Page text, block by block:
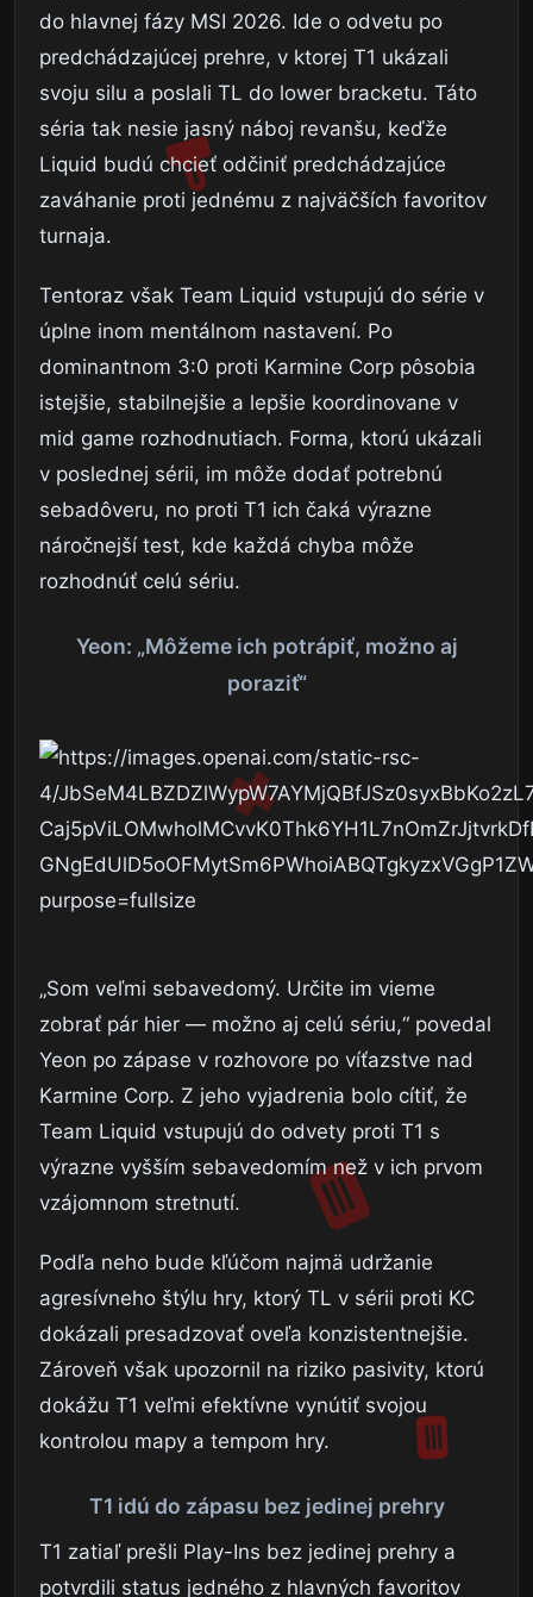
do hlavnej fázy MSI 2026. Ide o odvetu po
predchádzajúcej prehre, v ktorej T1 ukázali
svoju silu a poslali TL do lower bracketu. Táto
séria tak nesie jasný náboj revanšu, keďže
Liquid budú chcieť odčiniť predchádzajúce
zaváhanie proti jednému z najväčších favoritov
turnaja.
Tentoraz však Team Liquid vstupujú do série v
úplne inom mentálnom nastavení. Po
dominantnom 3:0 proti Karmine Corp pôsobia
istejšie, stabilnejšie a lepšie koordinovane v
mid game rozhodnutiach. Forma, ktorú ukázali
v poslednej sérii, im môže dodať potrebnú
sebadôveru, no proti T1 ich čaká výrazne
náročnejší test, kde každá chyba môže
rozhodnúť celú sériu.
Yeon: „Môžeme ich potrápiť, možno aj
poraziť“
„Som veľmi sebavedomý. Určite im vieme
zobrať pár hier — možno aj celú sériu,“ povedal
Yeon po zápase v rozhovore po víťazstve nad
Karmine Corp. Z jeho vyjadrenia bolo cítiť, že
Team Liquid vstupujú do odvety proti T1 s
výrazne vyšším sebavedomím než v ich prvom
vzájomnom stretnutí.
Podľa neho bude kľúčom najmä udržanie
agresívneho štýlu hry, ktorý TL v sérii proti KC
dokázali presadzovať oveľa konzistentnejšie.
Zároveň však upozornil na riziko pasivity, ktorú
dokážu T1 veľmi efektívne vynútiť svojou
kontrolou mapy a tempom hry.
T1 idú do zápasu bez jedinej prehry
T1 zatiaľ prešli Play-Ins bez jedinej prehry a
potvrdili status jedného z hlavných favoritov